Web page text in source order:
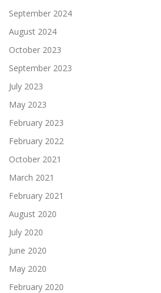
September 2024
August 2024
October 2023
September 2023
July 2023
May 2023
February 2023
February 2022
October 2021
March 2021
February 2021
August 2020
July 2020
June 2020
May 2020
February 2020